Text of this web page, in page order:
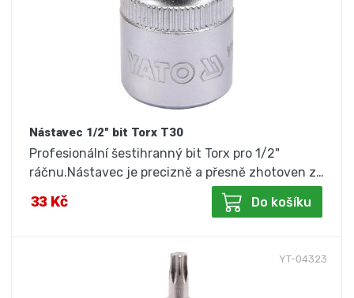
Nástavec 1/2" bit Torx T30
Profesionální šestihranný bit Torx pro 1/2"
ráčnu.Nástavec je precizně a přesně zhotoven z…
33 Kč Do košíku
YT-04323